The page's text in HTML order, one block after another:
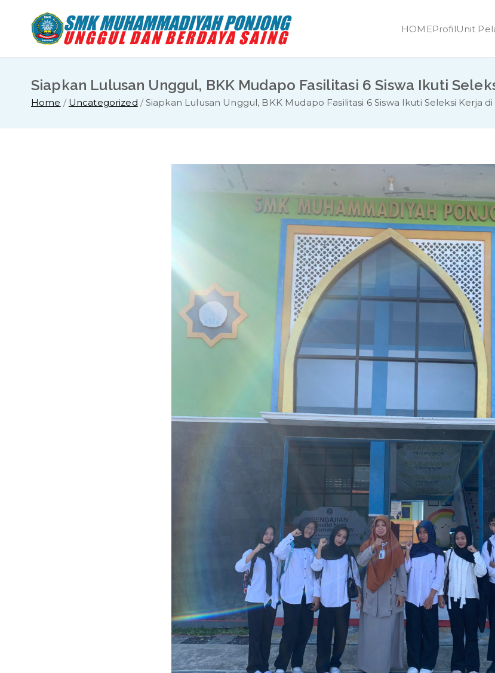
content
SMK
HOMEProfilUnit
Siapkan Lulusan Unggul, BKK Mudapo Fasilitasi 6 Siswa Ikuti
Home Uncategorized Siapkan Lulusan Unggul, BKK Mudapo Fasilitasi 6 Siswa Ikuti Seleksi Kerja